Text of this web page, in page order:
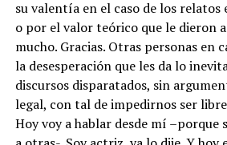
su valentía en el caso de los
o por el valor teórico que le dieron
mucho. Gracias. Otras personas en
la desesperación que les da lo
discursos disparatados, sin
legal, con tal de impedirnos ser
Hoy voy a hablar desde mí –porque